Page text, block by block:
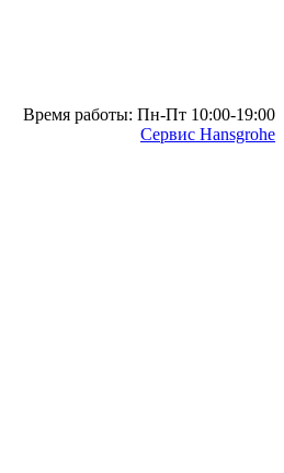
Время работы: Пн-Пт 10:00-19:00
Сервис Hansgrohe